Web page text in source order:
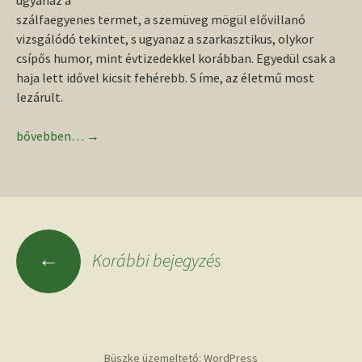
szálfaegyenes termet, a szemüveg mögül elővillanó
vizsgálódó tekintet, s ugyanaz a szarkasztikus, olykor
csípős humor, mint évtizedekkel korábban. Egyedül csak a
haja lett idővel kicsit fehérebb. S íme, az életmű most
lezárult.
Fodor István (1943–2021)
bővebben… →
Bejegyzések
navigációja
← Korábbi bejegyzés
Büszke üzemeltető: WordPress